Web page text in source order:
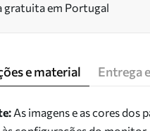
gratuita em Portugal
e material Entrega
As imagens e as cores dos